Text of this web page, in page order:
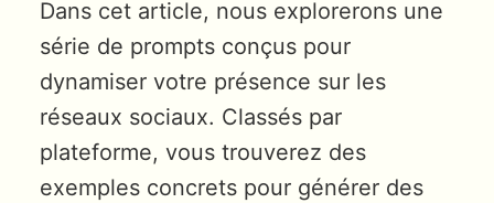
Dans cet article, nous explorerons une
série de prompts conçus pour
dynamiser votre présence sur les
réseaux sociaux. Classés par
plateforme, vous trouverez des
exemples concrets pour générer des